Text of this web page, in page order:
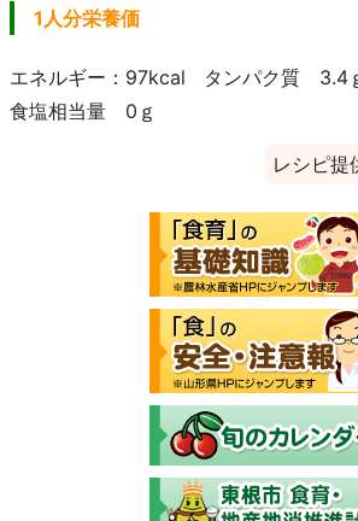
1人分栄養価
エネルギー：97kcal タンパク質
食塩相当量 0ｇ
レシピ提